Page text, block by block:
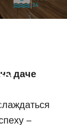
даче
–